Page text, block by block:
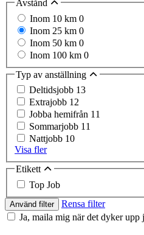
Avstånd
Inom 10 km 0
Inom 25 km 0
Inom 50 km 0
Inom 100 km 0
Typ av anställning
Deltidsjobb 13
Extrajobb 12
Jobba hemifrån 11
Sommarjobb 11
Nattjobb 10
Visa fler
Etikett
Top Job
Använd filter
Rensa filter
Ja, maila mig när det dyker